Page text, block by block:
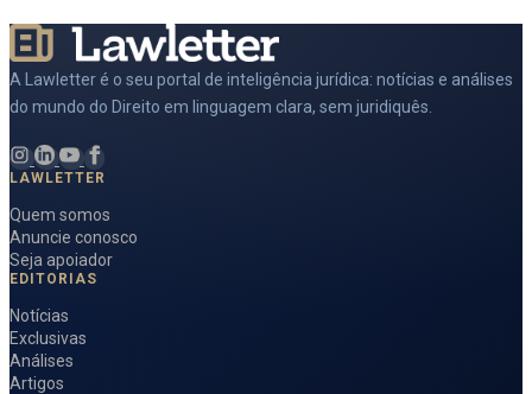
A Lawletter é o seu portal de inteligência jurídica: notícias e análises
do mundo do Direito em linguagem clara, sem juridiquês.
LAWLETTER
Quem somos
Anuncie conosco
Seja apoiador
EDITORIAS
Notícias
Exclusivas
Análises
Artigos